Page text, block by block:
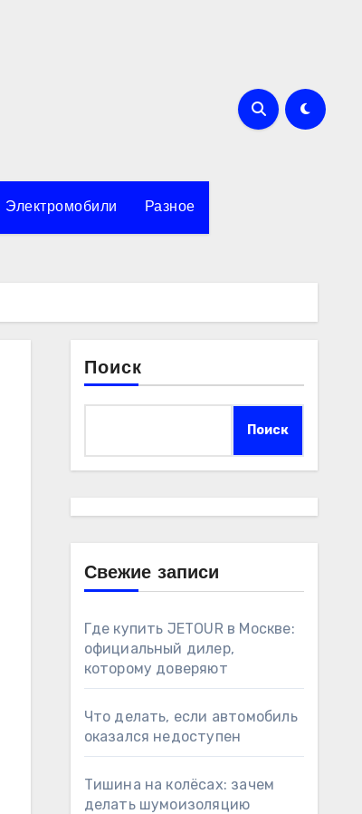
Электромобили Разное
Поиск
Поиск
Свежие записи
Где купить JETOUR в Москве:
официальный дилер,
которому доверяют
Что делать, если автомобиль
оказался недоступен
Тишина на колёсах: зачем
делать шумоизоляцию